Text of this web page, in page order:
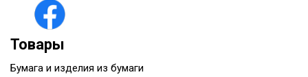
Товары
Бумага и изделия из бумаги